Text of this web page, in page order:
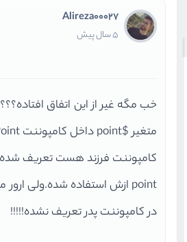
Alireza00027
5 سال پیش
خب مگه غیر از این اتفاق افتاده؟؟؟
در کامپوننت پدر تعریف نشده!!!!!